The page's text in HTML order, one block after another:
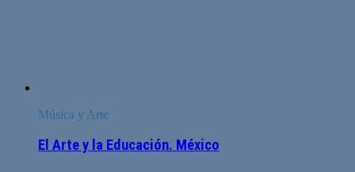
Música y Arte
El Arte y la Educación. México